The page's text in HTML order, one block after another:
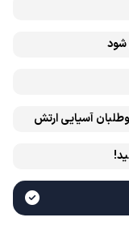
شود
آسیایی ارتش